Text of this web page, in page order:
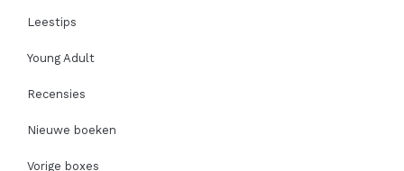
Leestips
Young Adult
Recensies
Nieuwe boeken
Vorige boxes